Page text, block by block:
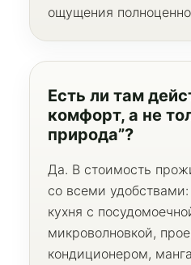
ощущения
Есть ли там
комфорт, а не
природа”?
Да. В стоимость
со всеми
кухня с
микроволновкой,
кондиционером,